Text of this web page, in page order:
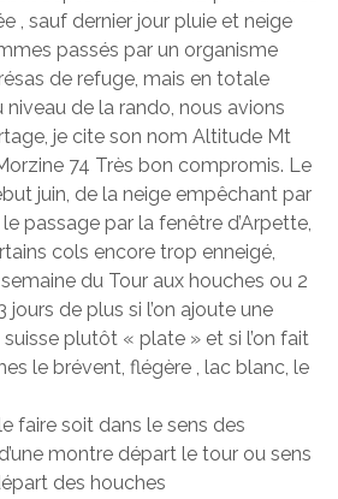
, sauf dernier jour pluie et neige
passés par un organisme
de refuge, mais en totale
niveau de la rando, nous avions
je cite son nom Altitude Mt
74 Très bon compromis. Le
juin, de la neige empêchant par
passage par la fenêtre d’Arpette,
cols encore trop enneigé,
semaine du Tour aux houches ou 2
jours de plus si l’on ajoute une
plutôt « plate » et si l’on fait
le brévent, flégère , lac blanc, le
faire soit dans le sens des
montre départ le tour ou sens
des houches